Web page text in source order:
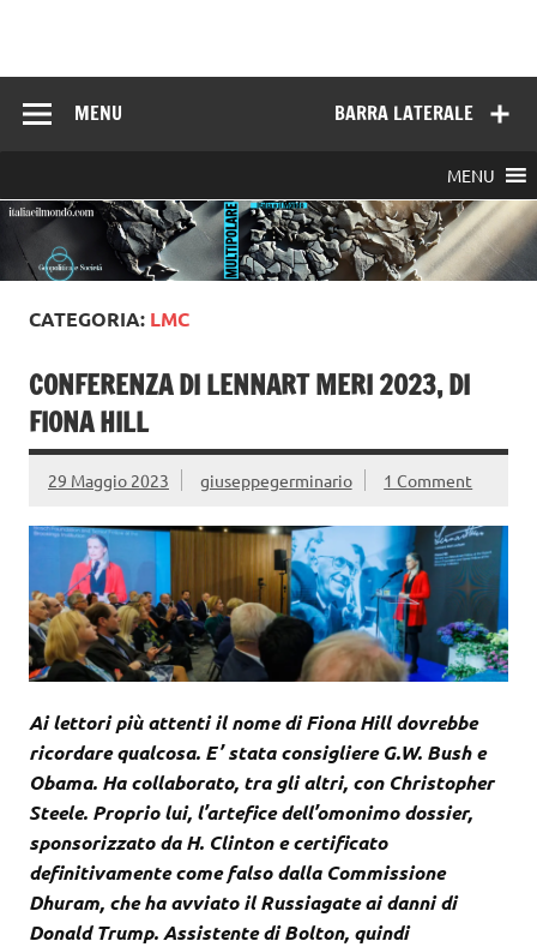
BARRA LATERALE
MENU
MENU
CATEGORIA: LMC
CONFERENZA DI LENNART MERI 2023, DI
FIONA HILL
29 Maggio 2023 giuseppegerminario 1 Comment
Ai lettori più attenti il nome di Fiona Hill dovrebbe
ricordare qualcosa. E’ stata consigliere G.W. Bush e
Obama. Ha collaborato, tra gli altri, con Christopher
Steele. Proprio lui, l’artefice dell’omonimo dossier,
sponsorizzato da H. Clinton e certificato
definitivamente come falso dalla Commissione
Dhuram, che ha avviato il Russiagate ai danni di
Donald Trump. Assistente di Bolton, quindi